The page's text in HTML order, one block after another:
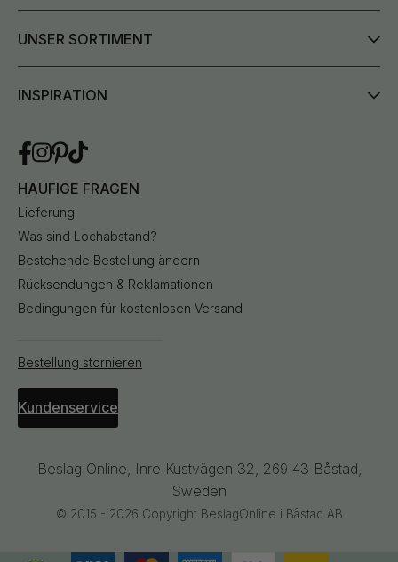
UNSER SORTIMENT
INSPIRATION
HÄUFIGE FRAGEN
Lieferung
Was sind Lochabstand?
Bestehende Bestellung ändern
Rücksendungen & Reklamationen
Bedingungen für kostenlosen Versand
Bestellung stornieren
Kundenservice
Beslag Online, Inre Kustvägen 32, 269 43 Båstad,
Sweden
© 2015 - 2026 Copyright BeslagOnline i Båstad AB